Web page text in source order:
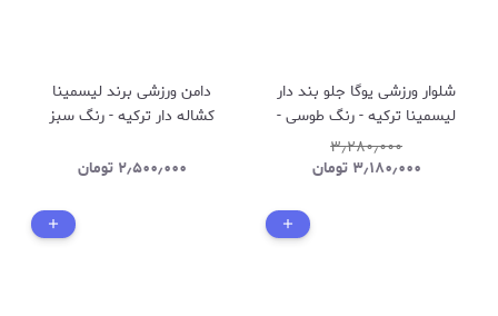
شلوار ورزشی یوگا جلو بند دار
لیسمینا ترکیه - رنگ طوسی -
کد 486
۳٫۲۸۰٫۰۰۰
۳٫۱۸۰٫۰۰۰ تومان
دامن ورزشی برند لیسمینا
کشاله دار ترکیه - رنگ سبز
۲٫۵۰۰٫۰۰۰ تومان